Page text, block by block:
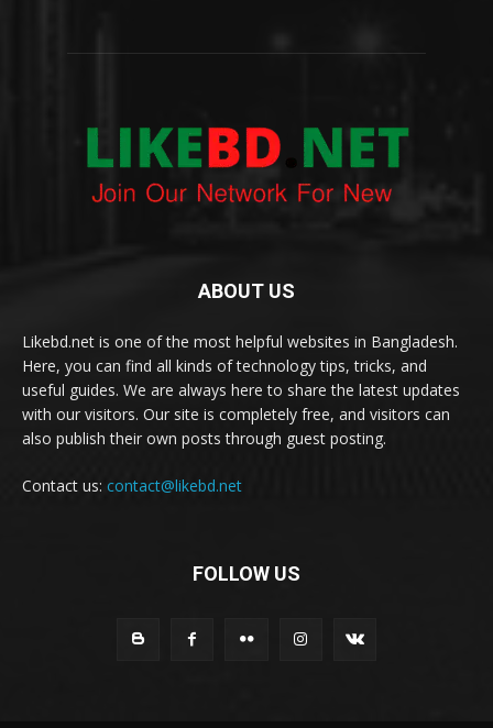
ABOUT US
Likebd.net is one of the most helpful websites in Bangladesh.
Here, you can find all kinds of technology tips, tricks, and
useful guides. We are always here to share the latest updates
with our visitors. Our site is completely free, and visitors can
also publish their own posts through guest posting.
Contact us: contact@likebd.net
FOLLOW US